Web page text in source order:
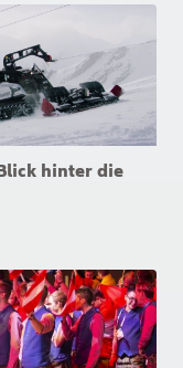
hinter die